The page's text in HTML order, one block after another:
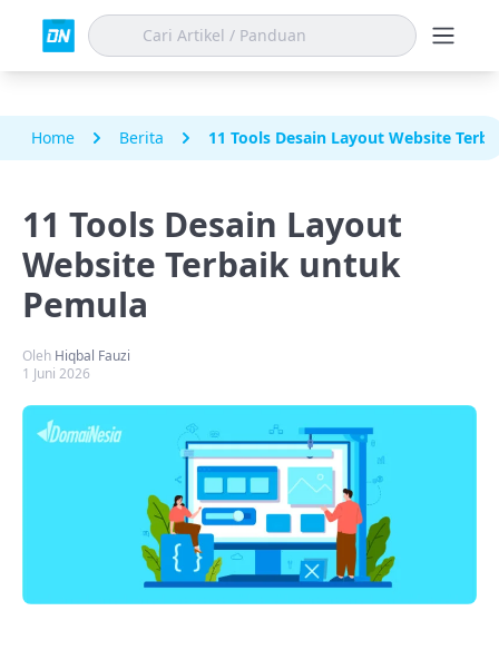
Home Berita 11 Tools Desain Layout Website
11 Tools Desain Layout
Website Terbaik untuk
Pemula
Oleh Hiqbal Fauzi
1 Juni 2026